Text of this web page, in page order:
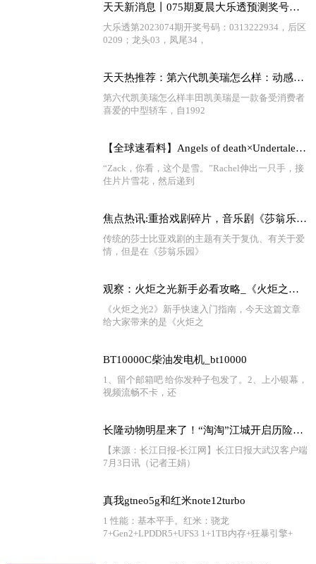
天天新消息丨075期夏晨大乐透预测奖号：前区综合分析
大乐透第2023074期开奖号码：0313222934，后区
0209；龙头03，凤尾34，
天天热推荐：第六代凯美瑞怎么样：动感外观、多动力选择、豪华配置！
第六代凯美瑞怎么样丰田凯美瑞是一款备受消费者
喜爱的中型轿车，自1992
【全球速看料】Angels of death×Undertale 第三章 与骨兄弟的初遇（上）
“Zack，你看，这个是雪。”Rachel伸出一只手，接
住片片雪花，然后递到
焦点热讯:重拾戏剧碎片，音乐剧《莎翁乐园》欢乐回归！文中专访别错过~
传统的莎士比亚戏剧的主题有关于复仇、有关于爱
情，但是在《莎翁乐园》
观察：火炬之光新手必看攻略_《火炬之光2》新手快速上手指南
《火炬之光2》新手快速入门指南，今天这篇文章
给大家带来的是《火炬之
BT10000C柴油发电机_bt10000
1、留个邮箱吧 给你发种子包发了。2、上小银幕，
视频流畅不卡，还
长隆动物明星来了！“淘淘”江城开启历险记 天天看点
【来源：长江日报-长江网】长江日报大武汉客户端
7月3日讯（记者王娟）
真我gtneo5g和红米note12turbo
1 性能：基本平手。红米：骁龙
7+Gen2+LPDDR5+UFS3 1+1TB内存+狂暴引擎+